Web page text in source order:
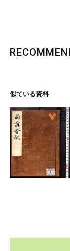
似ている資料